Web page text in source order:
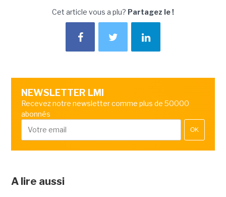
Cet article vous a plu? Partagez le !
NEWSLETTER LMI
Recevez notre newsletter comme plus de 50000
abonnés
OK
A lire aussi